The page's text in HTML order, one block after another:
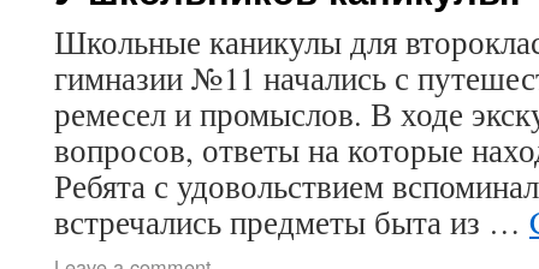
Школьные каникулы для
гимназии №11 начались с
ремесел и промыслов. В ходе
вопросов, ответы на которые
Ребята с удовольствием
встречались предметы быта из …